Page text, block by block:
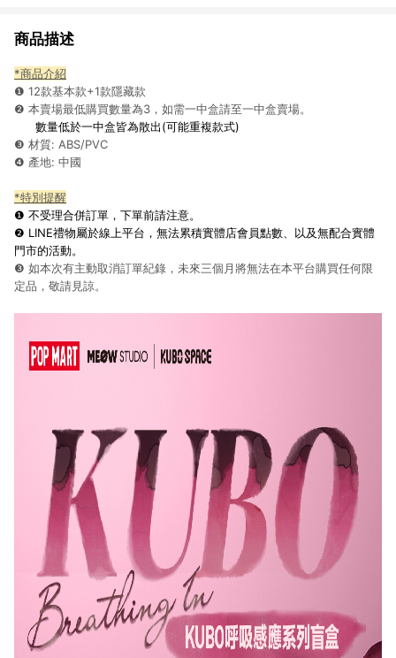
商品描述
*商品介紹
❶ 12款基本款+1款隱藏款
❷ 本賣場最低購買數量為3，如需一中盒請至一中盒賣場。
數量低於一中盒皆為散出(可能重複款式)
❸ 材質: ABS/PVC
❹ 產地: 中國
*特別提醒
❶ 不受理合併訂單，下單前請注意。
❷ LINE禮物屬於線上平台，無法累積實體店會員點數、以及無配合實體
門市的活動。
❸ 如本次有主動取消訂單紀錄，未來三個月將無法在本平台購買任何限
定品，敬請見諒。